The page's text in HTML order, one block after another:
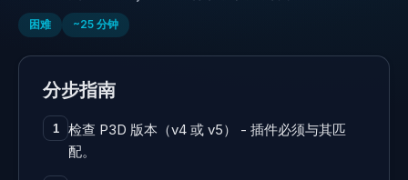
困难 ~25 分钟
分步指南
1
检查 P3D 版本（v4 或 v5） - 插件必须与其匹
配。